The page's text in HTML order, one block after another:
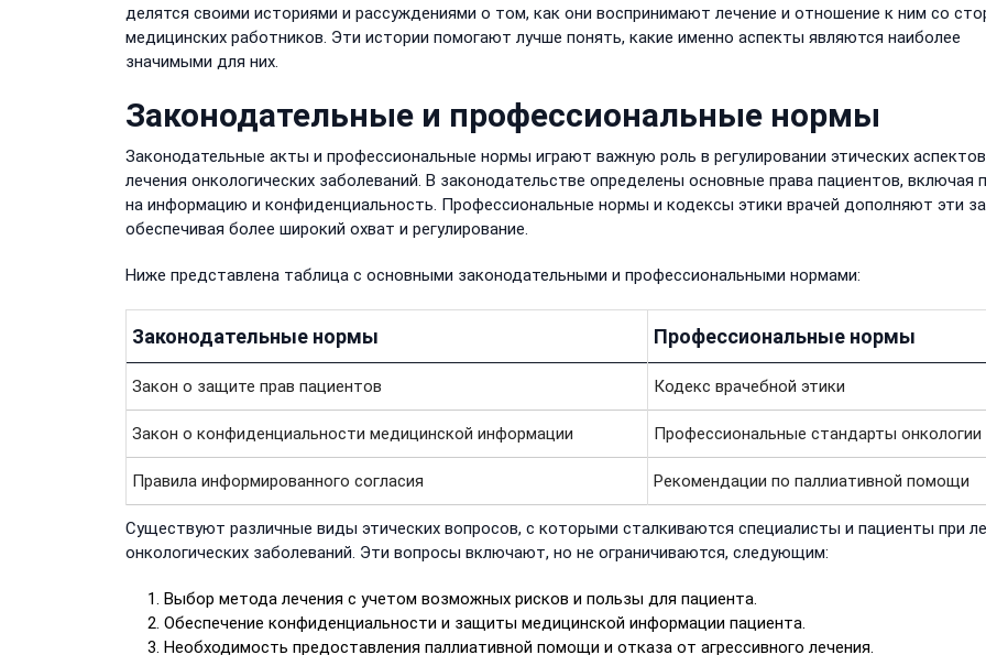
делятся своими историями и рассуждениями о том, как они воспринимают лечение и отношение к ним со
медицинских работников. Эти истории помогают лучше понять, какие именно аспекты являются наиболее
значимыми для них.
Законодательные и профессиональные нормы
Законодательные акты и профессиональные нормы играют важную роль в регулировании этических аспектов
лечения онкологических заболеваний. В законодательстве определены основные права пациентов, включая
на информацию и конфиденциальность. Профессиональные нормы и кодексы этики врачей дополняют эти
обеспечивая более широкий охват и регулирование.
Ниже представлена таблица с основными законодательными и профессиональными нормами:
Законодательные нормы Профессиональные нормы
Закон о защите прав пациентов Кодекс врачебной этики
Закон о конфиденциальности медицинской информации Профессиональные стандарты онкологии
Правила информированного согласия Рекомендации по паллиативной помощи
Существуют различные виды этических вопросов, с которыми сталкиваются специалисты и пациенты при
онкологических заболеваний. Эти вопросы включают, но не ограничиваются, следующим:
Выбор метода лечения с учетом возможных рисков и пользы для пациента.
Обеспечение конфиденциальности и защиты медицинской информации пациента.
Необходимость предоставления паллиативной помощи и отказа от агрессивного лечения.